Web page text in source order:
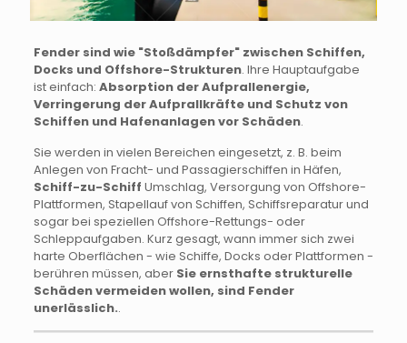
Fender sind wie "Stoßdämpfer" zwischen Schiffen,
Docks und Offshore-Strukturen. Ihre Hauptaufgabe
ist einfach: Absorption der Aufprallenergie,
Verringerung der Aufprallkräfte und Schutz von
Schiffen und Hafenanlagen vor Schäden.
Sie werden in vielen Bereichen eingesetzt, z. B. beim
Anlegen von Fracht- und Passagierschiffen in Häfen,
Schiff-zu-Schiff Umschlag, Versorgung von Offshore-
Plattformen, Stapellauf von Schiffen, Schiffsreparatur und
sogar bei speziellen Offshore-Rettungs- oder
Schleppaufgaben. Kurz gesagt, wann immer sich zwei
harte Oberflächen - wie Schiffe, Docks oder Plattformen -
berühren müssen, aber Sie ernsthafte strukturelle
Schäden vermeiden wollen, sind Fender
unerlässlich..